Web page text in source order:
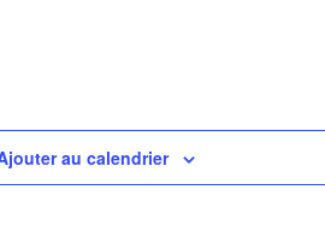
au calendrier